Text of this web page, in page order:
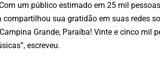
um público estimado em 25 mil
sua gratidão em suas redes
Grande, Paraíba! Vinte e cinco mil
escreveu.